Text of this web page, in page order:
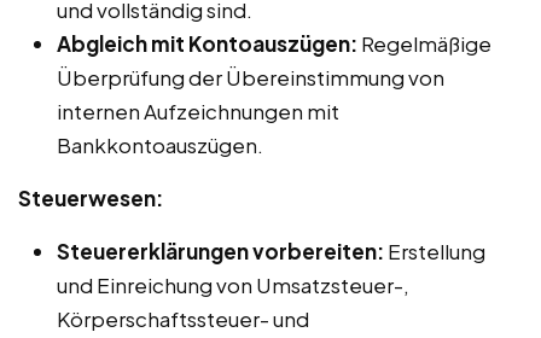
und vollständig sind.
Abgleich mit Kontoauszügen: Regelmäßige
Überprüfung der Übereinstimmung von
internen Aufzeichnungen mit
Bankkontoauszügen.
Steuerwesen:
Steuererklärungen vorbereiten: Erstellung
und Einreichung von Umsatzsteuer-,
Körperschaftssteuer- und